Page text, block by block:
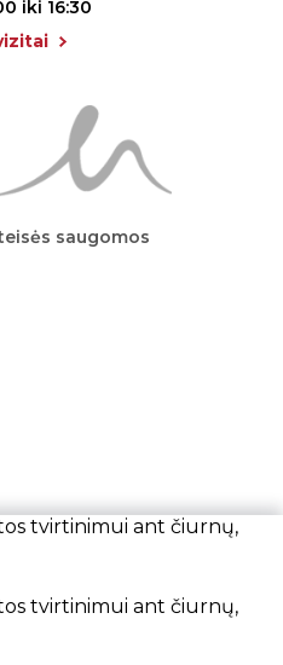
iki 16:30
saugomos
tvirtinimui ant čiurnų,
tvirtinimui ant čiurnų,